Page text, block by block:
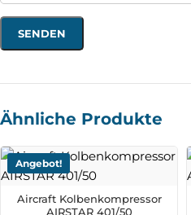
Ähnliche Produkte
Angebot!
Aircraft Kolbenkompressor
AIRSTAR 401/50